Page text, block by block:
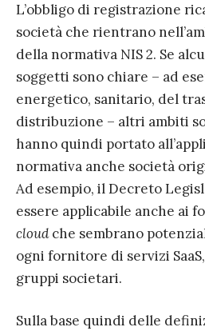
L’obbligo di registrazione
società che rientrano
della normativa NIS 2. Se
soggetti sono chiare – ad
energetico, sanitario, del
distribuzione – altri ambiti
hanno quindi portato
normativa anche società
Ad esempio, il Decreto
essere applicabile anche ai
cloudche sembrano
ogni fornitore di servizi
gruppi societari.
Sulla base quindi delle